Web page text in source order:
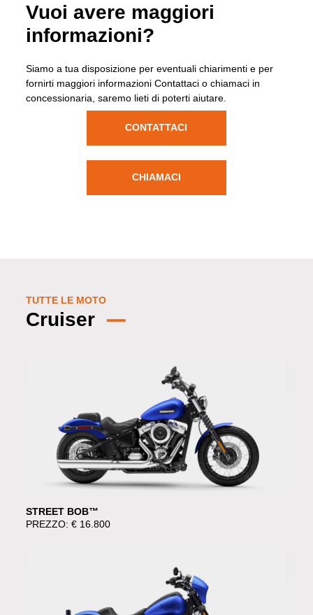
Vuoi avere maggiori
informazioni?
Siamo a tua disposizione per eventuali chiarimenti e per
fornirti maggiori informazioni Contattaci o chiamaci in
concessionaria, saremo lieti di poterti aiutare.
CONTATTACI
CHIAMACI
TUTTE LE MOTO
Cruiser
STREET BOB™
PREZZO: € 16.800